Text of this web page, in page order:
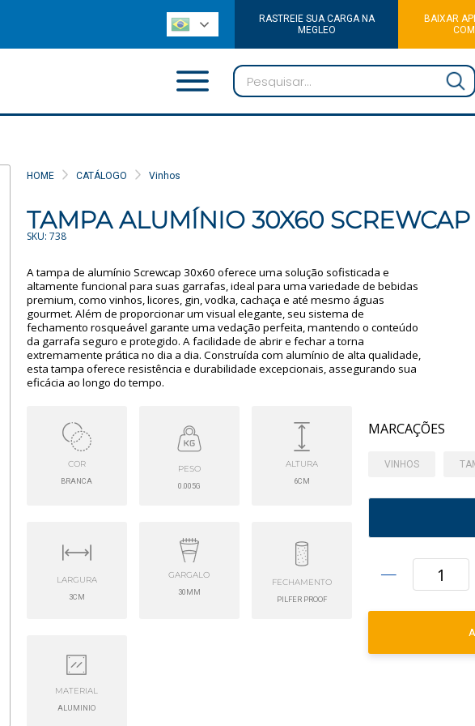
RASTREIE SUA CARGA NA
MEGLEO
BAIXAR
HOME CATÁLOGO Vinhos
TAMPA ALUMÍNIO 30X60
SKU: 738
A tampa de alumínio Screwcap 30x60 oferece uma solução sofisticada e
altamente funcional para suas garrafas, ideal para uma variedade de bebidas
premium, como vinhos, licores, gin, vodka, cachaça e até mesmo águas
gourmet. Além de proporcionar um visual elegante, seu sistema de
fechamento rosqueável garante uma vedação perfeita, mantendo o conteúdo
da garrafa seguro e protegido. A facilidade de abrir e fechar a torna
extremamente prática no dia a dia. Construída com alumínio de alta qualidade,
esta tampa oferece resistência e durabilidade excepcionais, assegurando sua
eficácia ao longo do tempo.
COR
BRANCA
PESO
0.005G
ALTURA
6CM
LARGURA
3CM
GARGALO
30MM
FECHAMENTO
PILFER PROOF
MATERIAL
ALUMINIO
MARCAÇÕES
VINHOS